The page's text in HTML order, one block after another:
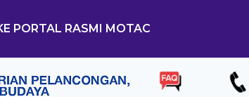
PORTAL RASMI MOTAC